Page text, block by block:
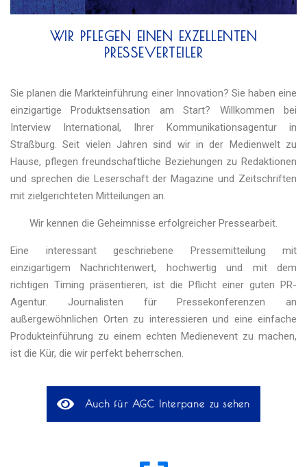
WIR PFLEGEN EINEN EXZELLENTEN
PRESSEVERTEILER
Sie planen die Markteinführung einer Innovation? Sie haben eine
einzigartige Produktsensation am Start? Willkommen bei
Interview International, Ihrer Kommunikationsagentur in
Straßburg. Seit vielen Jahren sind wir in der Medienwelt zu
Hause, pflegen freundschaftliche Beziehungen zu Redaktionen
und sprechen die Leserschaft der Magazine und Zeitschriften
mit zielgerichteten Mitteilungen an.
Wir kennen die Geheimnisse erfolgreicher Pressearbeit.
Eine interessant geschriebene Pressemitteilung mit
einzigartigem Nachrichtenwert, hochwertig und mit dem
richtigen Timing präsentieren, ist die Pflicht einer guten PR-
Agentur. Journalisten für Pressekonferenzen an
außergewöhnlichen Orten zu interessieren und eine einfache
Produkteinführung zu einem echten Medienevent zu machen,
ist die Kür, die wir perfekt beherrschen.
Auch für AGC Interpane zu sehen